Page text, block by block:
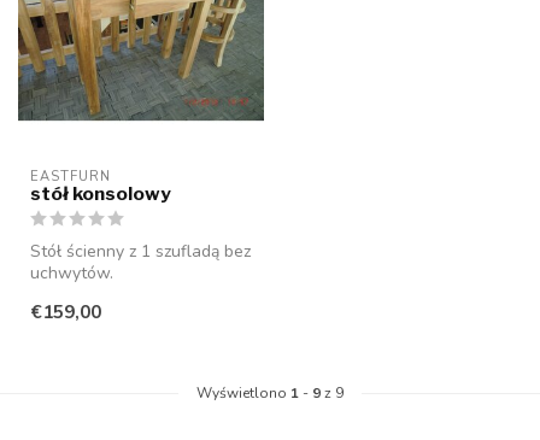
EASTFURN
stół konsolowy
Stół ścienny z 1 szufladą bez
uchwytów.
€159,00
Wyświetlono 1 - 9z 9